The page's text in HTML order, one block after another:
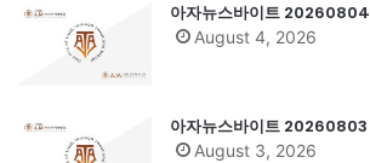
아자뉴스바이트 20260804
August 4, 2026
아자뉴스바이트 20260803
August 3, 2026